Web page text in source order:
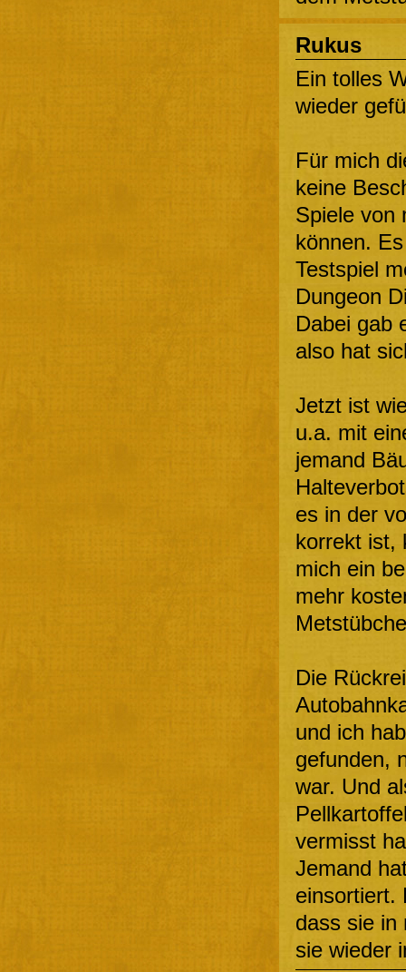
Rukus
Ein tolles
wieder
Für mich
keine
Spiele von
können.
Testspiel
Dungeon
Dabei gab
also hat
Jetzt ist
u.a. mit
jemand
es in der
korrekt ist,
mich ein
mehr
Die
und ich
gefunden,
war. Und
vermisst
Jemand
einsortiert.
dass sie in
sie wieder